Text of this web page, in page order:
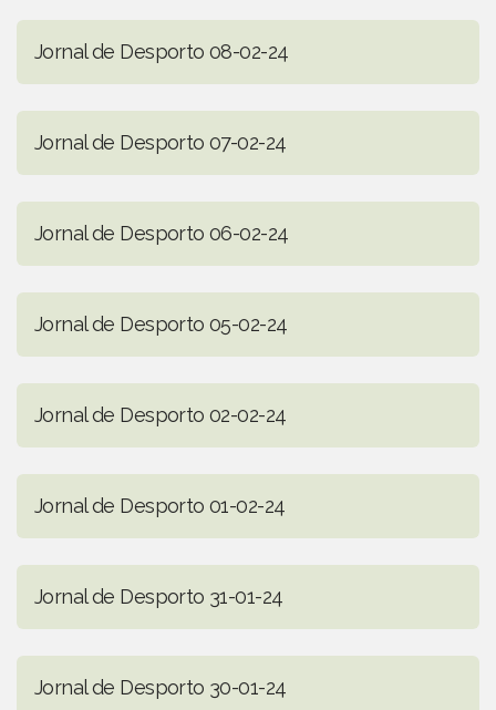
Jornal de Desporto 08-02-24
Jornal de Desporto 07-02-24
Jornal de Desporto 06-02-24
Jornal de Desporto 05-02-24
Jornal de Desporto 02-02-24
Jornal de Desporto 01-02-24
Jornal de Desporto 31-01-24
Jornal de Desporto 30-01-24